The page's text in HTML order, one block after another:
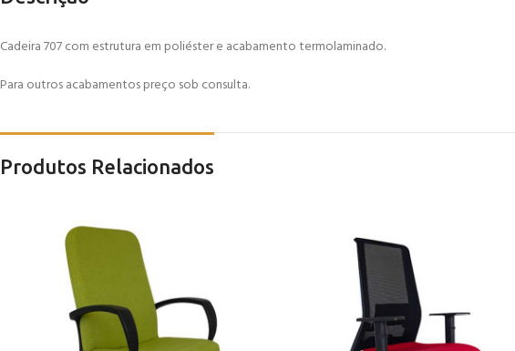
Cadeira 707 com estrutura em poliéster e acabamento termolaminado.
Para outros acabamentos preço sob consulta.
Produtos Relacionados